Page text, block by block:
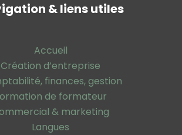
& liens utiles
Accueil
Création d’entreprise
finances, gestion
de formateur
& marketing
Langues